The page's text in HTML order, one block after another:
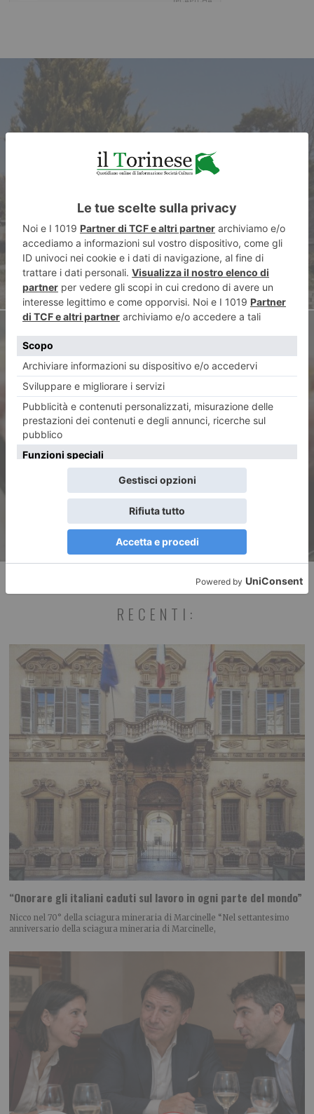
Costruire vicino ai cimiteri,
proposta di legge al
Parlamento
ARTICOLO SUCCESSIVO
La svolta di Ermanno Melatti:
piatti pronti di qualità per i
più piccoli
RECENTI:
“Onorare gli italiani caduti sul lavoro in ogni parte del mondo”
Nicco nel 70° della sciagura mineraria di Marcinelle “Nel settantesimo
anniversario della sciagura mineraria di Marcinelle,